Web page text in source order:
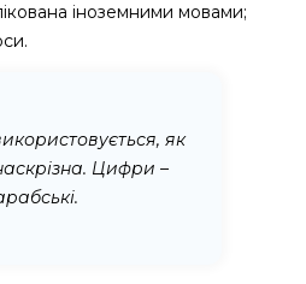
іноземними мовами;
як
Цифри –